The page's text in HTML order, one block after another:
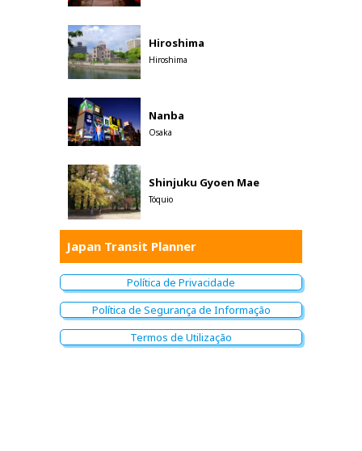
Hiroshima
Hiroshima
Nanba
Osaka
Shinjuku Gyoen Mae
Tóquio
Japan Transit Planner
Política de Privacidade
Política de Segurança de Informação
Termos de Utilização